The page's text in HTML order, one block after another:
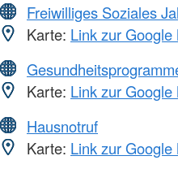
Freiwilliges Soziales
Karte: Link zur
Karte: Link zur
Hausnotruf
Karte: Link zur